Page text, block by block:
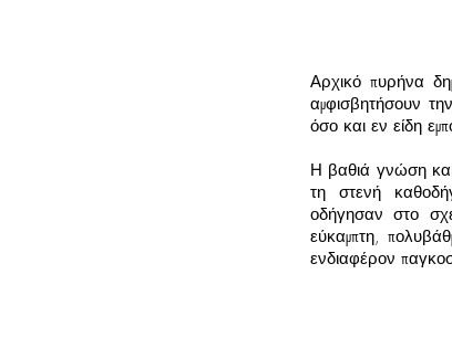
Αρχικό πυρήνα
αμφισβητήσουν
όσο και εν είδη
Η βαθιά γνώση
τη στενή
οδήγησαν στο
εύκαμπτη,
ενδιαφέρον